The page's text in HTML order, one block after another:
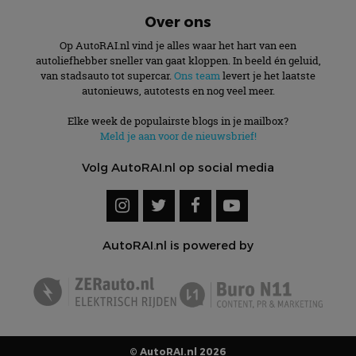
Over ons
Op AutoRAI.nl vind je alles waar het hart van een
autoliefhebber sneller van gaat kloppen. In beeld én geluid,
van stadsauto tot supercar. Ons teamlevert je het laatste
autonieuws, autotests en nog veel meer.
Elke week de populairste blogs in je mailbox?
Meld je aan voor de nieuwsbrief!
Volg AutoRAI.nl op social media
AutoRAI.nl is powered by
© AutoRAI.nl 2026